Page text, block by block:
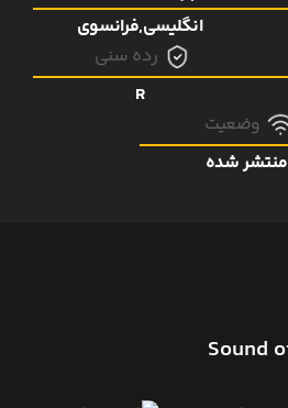
انگلیسی,فرانسوی
رده سنی
R
وضعیت
منتشر شده